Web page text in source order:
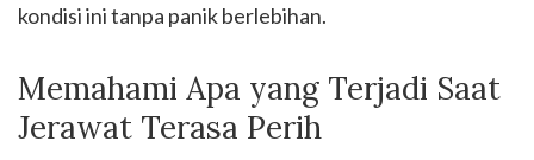
kondisi ini tanpa panik berlebihan.
Memahami Apa yang Terjadi Saat
Jerawat Terasa Perih